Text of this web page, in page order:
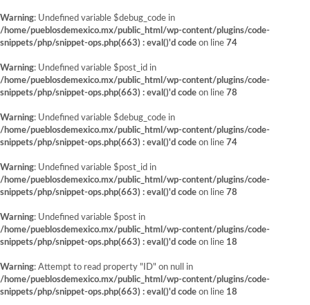
Warning: Undefined variable $debug_code in
/home/pueblosdemexico.mx/public_html/wp-content/plugins/code-
snippets/php/snippet-ops.php(663) : eval()'d code on line 74
Warning: Undefined variable $post_id in
/home/pueblosdemexico.mx/public_html/wp-content/plugins/code-
snippets/php/snippet-ops.php(663) : eval()'d code on line 78
Warning: Undefined variable $debug_code in
/home/pueblosdemexico.mx/public_html/wp-content/plugins/code-
snippets/php/snippet-ops.php(663) : eval()'d code on line 74
Warning: Undefined variable $post_id in
/home/pueblosdemexico.mx/public_html/wp-content/plugins/code-
snippets/php/snippet-ops.php(663) : eval()'d code on line 78
Warning: Undefined variable $post in
/home/pueblosdemexico.mx/public_html/wp-content/plugins/code-
snippets/php/snippet-ops.php(663) : eval()'d code on line 18
Warning: Attempt to read property "ID" on null in
/home/pueblosdemexico.mx/public_html/wp-content/plugins/code-
snippets/php/snippet-ops.php(663) : eval()'d code on line 18